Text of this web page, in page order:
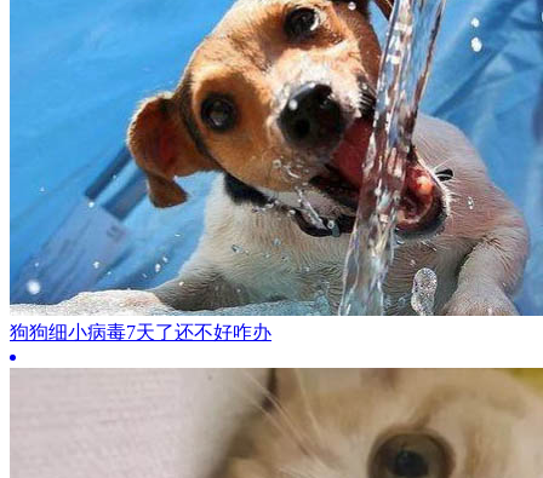
狗狗细小病毒7天了还不好咋办